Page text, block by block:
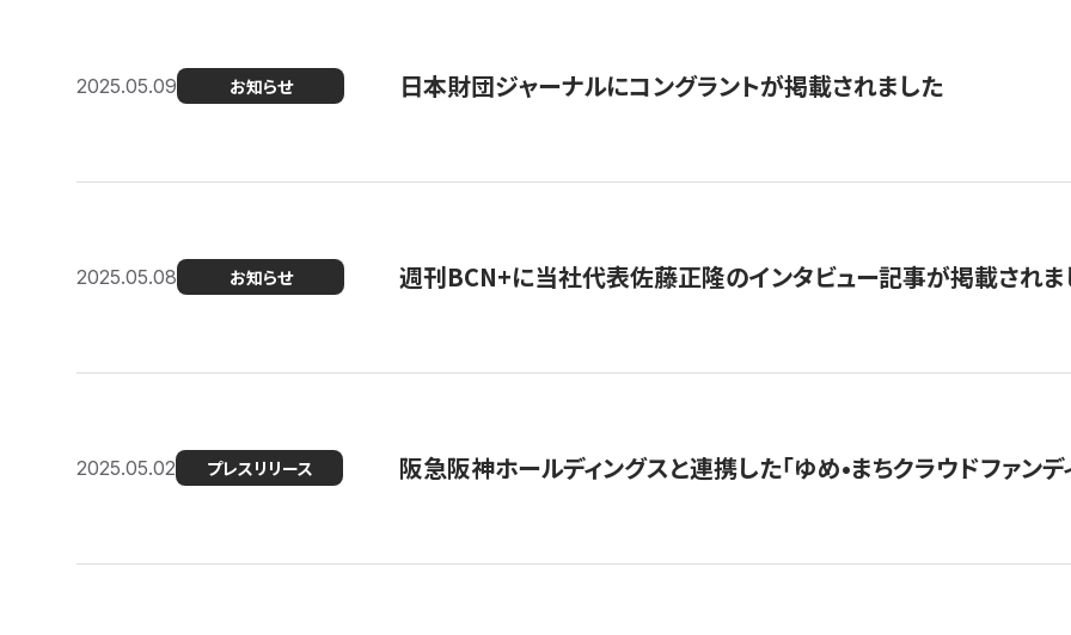
2025.05.09 お知らせ 日本財団ジャーナルにコングラントが掲載されました
2025.05.08 お知らせ 週刊BCN+に当社代表佐藤正隆のインタビュー記事が掲載されま
2025.05.02 プレスリリース 阪急阪神ホールディングスと連携した「ゆめ•まちクラウドファン